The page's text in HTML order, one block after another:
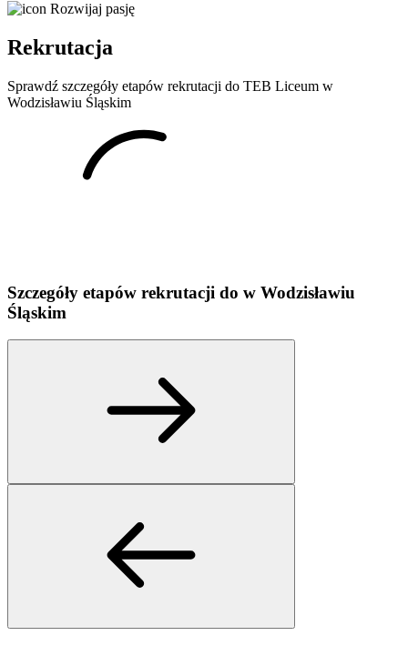
Rozwijaj pasję
Rekrutacja
Sprawdź szczegóły etapów rekrutacji do TEB Liceum w
Wodzisławiu Śląskim
Szczegóły etapów rekrutacji do w Wodzisławiu
Śląskim